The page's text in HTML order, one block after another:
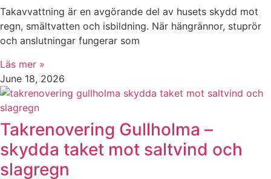
Takavvattning är en avgörande del av husets skydd mot
regn, smältvatten och isbildning. När hängrännor, stuprör
och anslutningar fungerar som
Läs mer »
June 18, 2026
Takrenovering Gullholma –
skydda taket mot saltvind och
slagregn